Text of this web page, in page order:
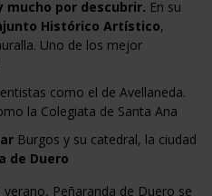
mucho por descubrir. En su
Histórico Artístico,
Uno de los mejor
como el de Avellaneda.
la Colegiata de Santa Ana
Burgos y su catedral, la ciudad
de Duero
verano, Peñaranda de Duero se